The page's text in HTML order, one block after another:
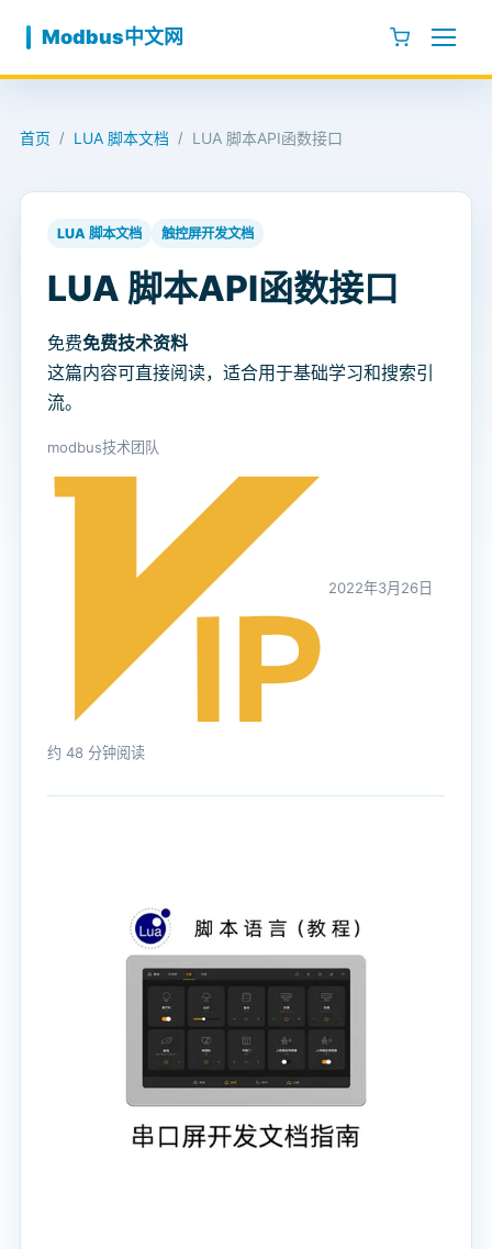
Modbus中文网
首页 / LUA 脚本文档 / LUA 脚本API函数接口
LUA 脚本文档 触控屏开发文档
LUA 脚本API函数接口
免费免费技术资料
这篇内容可直接阅读，适合用于基础学习和搜索引
流。
modbus技术团队
2022年3月26日
约 48 分钟阅读